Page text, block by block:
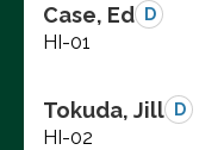
Case, Ed D
HI-01
Tokuda, Jill D
HI-02